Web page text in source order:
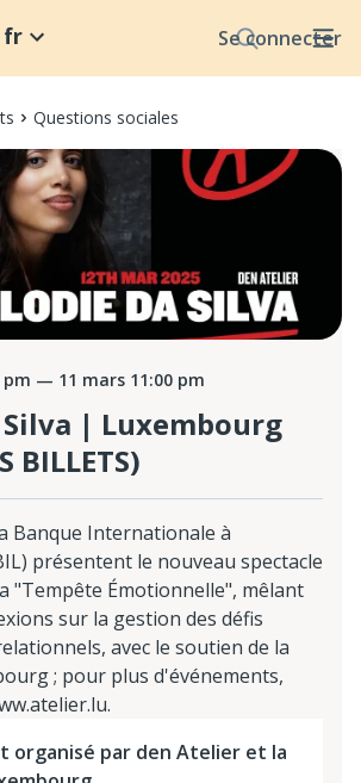
Se connecter
fr
Questions sociales
pm — 11 mars 11:00 pm
Silva | Luxembourg
BILLETS)
Banque Internationale à
présentent le nouveau spectacle
"Tempête Émotionnelle", mêlant
sur la gestion des défis
avec le soutien de la
; pour plus d'événements,
organisé par den Atelier et la